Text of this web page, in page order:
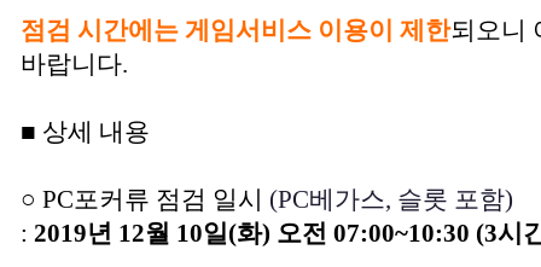
점검 시간에는 게임서비스 이용이 제한되오니
바랍니다.
■ 상세 내용
○ PC포커류 점검 일시 (PC베가스, 슬롯 포함)
: 2019년 12월 10일(화) 오전 07:00~10:30 (3시